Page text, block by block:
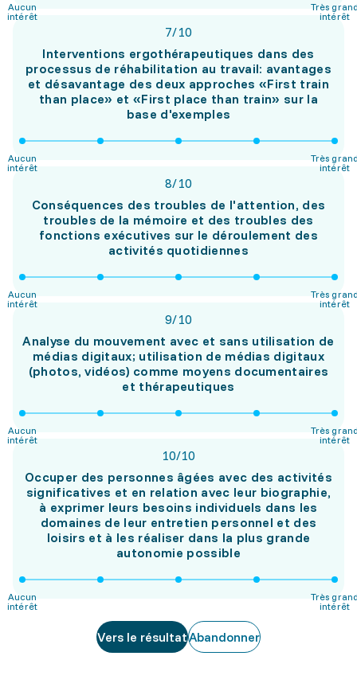
Aucun
intérêt
Très
intérêt
7/10
Interventions ergothérapeutiques dans des
processus de réhabilitation au travail: avantages
et désavantage des deux approches «First train
than place» et «First place than train» sur la
base d'exemples
Aucun
intérêt
Très
intérêt
8/10
Conséquences des troubles de l'attention, des
troubles de la mémoire et des troubles des
fonctions exécutives sur le déroulement des
activités quotidiennes
Aucun
intérêt
Très
intérêt
9/10
Analyse du mouvement avec et sans utilisation de
médias digitaux; utilisation de médias digitaux
(photos, vidéos) comme moyens documentaires
et thérapeutiques
Aucun
intérêt
Très
intérêt
10/10
Occuper des personnes âgées avec des activités
significatives et en relation avec leur biographie,
à exprimer leurs besoins individuels dans les
domaines de leur entretien personnel et des
loisirs et à les réaliser dans la plus grande
autonomie possible
Aucun
intérêt
Très
intérêt
Vers le résultatAbandonner